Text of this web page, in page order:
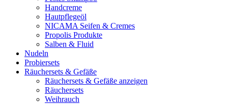
Handcreme
Hautpflegeöl
NICAMA Seifen & Cremes
Propolis Produkte
Salben & Fluid
Nudeln
Probiersets
Räuchersets & Gefäße
Räuchersets & Gefäße anzeigen
Räuchersets
Weihrauch